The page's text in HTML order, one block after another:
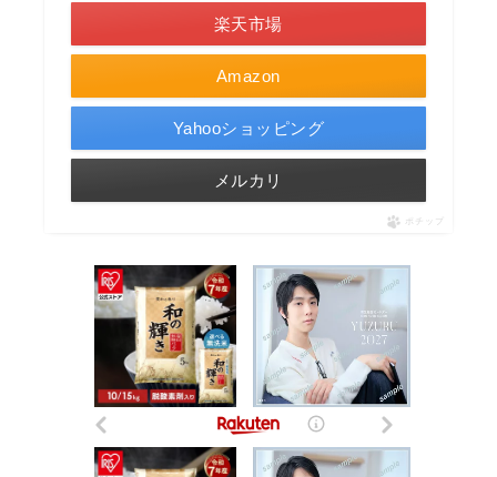
Amazon
楽天市場
Yahooショッピング
メルカリ
ポチップ